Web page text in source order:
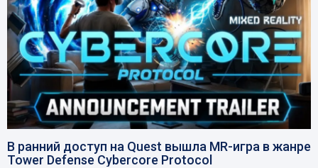
В ранний доступ на Quest вышла MR-игра в жанре
Tower Defense Cybercore Protocol